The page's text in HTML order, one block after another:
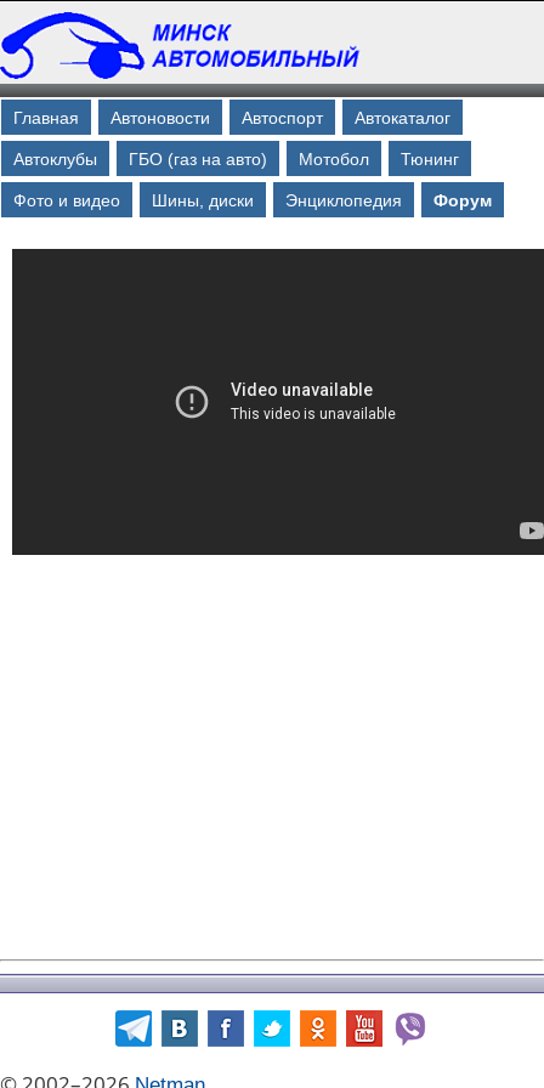
Главная Автоновости Автоспорт Автокаталог
Автоклубы ГБО (газ на авто) Мотобол Тюнинг
Фото и видео Шины, диски Энциклопедия Форум